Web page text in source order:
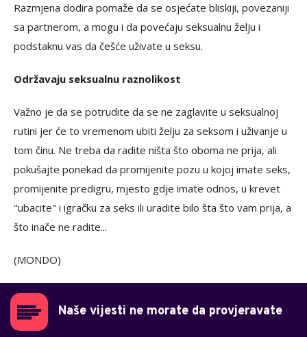
Razmjena dodira pomaže da se osjećate bliskiji, povezaniji
sa partnerom, a mogu i da povećaju seksualnu želju i
podstaknu vas da češće uživate u seksu.
Održavaju seksualnu raznolikost
Važno je da se potrudite da se ne zaglavite u seksualnoj
rutini jer će to vremenom ubiti želju za seksom i uživanje u
tom činu. Ne treba da radite ništa što oboma ne prija, ali
pokušajte ponekad da promijenite pozu u kojoj imate seks,
promijenite predigru, mjesto gdje imate odnos, u krevet
"ubacite" i igračku za seks ili uradite bilo šta što vam prija, a
što inače ne radite...
(MONDO)
Naše vijesti ne morate da provjeravate